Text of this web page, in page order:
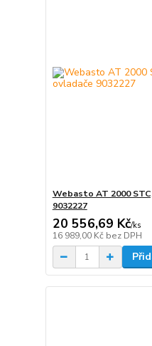
Webasto AT 2000
9032227
20 556,69 Kč/ks
16 989,00 Kč bez DPH